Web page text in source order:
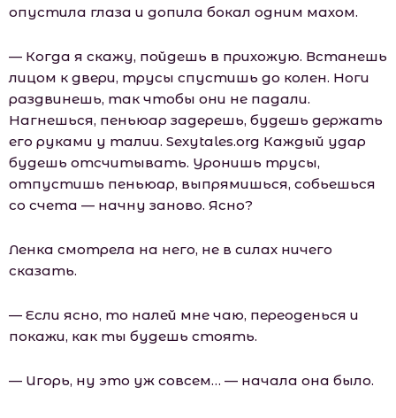
опустила глаза и допила бокал одним махом.
— Когда я скажу, пойдешь в прихожую. Встанешь
лицом к двери, трусы спустишь до колен. Ноги
раздвинешь, так чтобы они не падали.
Нагнешься, пеньюар задерешь, будешь держать
его руками у талии. Sеxytаlеs.оrg Каждый удар
будешь отсчитывать. Уронишь трусы,
отпустишь пеньюар, выпрямишься, собьешься
со счета — начну заново. Ясно?
Ленка смотрела на него, не в силах ничего
сказать.
— Если ясно, то налей мне чаю, переоденься и
покажи, как ты будешь стоять.
— Игорь, ну это уж совсем… — начала она было.